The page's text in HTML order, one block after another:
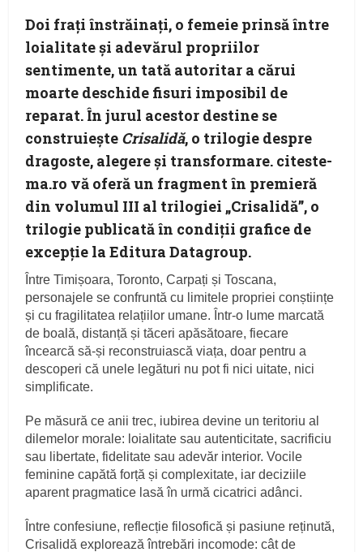
Doi frați înstrăinați, o femeie prinsă între
loialitate și adevărul propriilor
sentimente, un tată autoritar a cărui
moarte deschide fisuri imposibil de
reparat. În jurul acestor destine se
construiește Crisalidă, o trilogie despre
dragoste, alegere și transformare. citeste-
ma.ro vă oferă un fragment în premieră
din volumul III al trilogiei „Crisalidă”, o
trilogie publicată în condiţii grafice de
excepţie la Editura Datagroup.
Între Timișoara, Toronto, Carpați și Toscana,
personajele se confruntă cu limitele propriei conștiințe
și cu fragilitatea relațiilor umane. Într-o lume marcată
de boală, distanță și tăceri apăsătoare, fiecare
încearcă să-și reconstruiască viața, doar pentru a
descoperi că unele legături nu pot fi nici uitate, nici
simplificate.
Pe măsură ce anii trec, iubirea devine un teritoriu al
dilemelor morale: loialitate sau autenticitate, sacrificiu
sau libertate, fidelitate sau adevăr interior. Vocile
feminine capătă forță și complexitate, iar deciziile
aparent pragmatice lasă în urmă cicatrici adânci.
Între confesiune, reflecție filosofică și pasiune reținută,
Crisalidă explorează întrebări incomode: cât de